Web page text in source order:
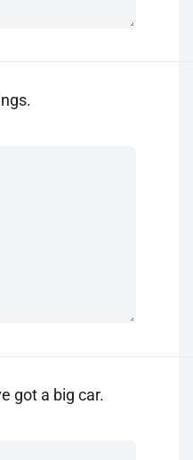
got a big car.